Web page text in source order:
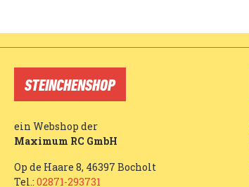
STEINCHENSHOP
ein Webshop der
Maximum RC GmbH
Op de Haare 8, 46397 Bocholt
Tel.: 02871-293731